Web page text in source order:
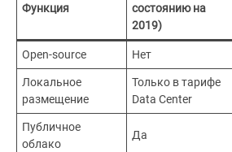
Функция
состоянию на
2019)
Open-source Нет
Локальное
размещение
Только в тарифе
Data Center
Публичное
облако
Да